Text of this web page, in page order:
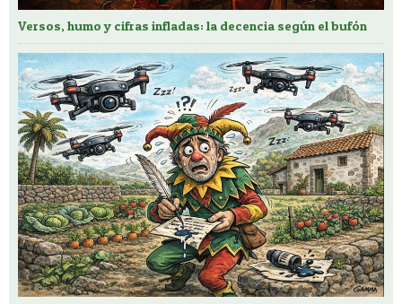
Versos, humo y cifras infladas: la decencia según el bufón